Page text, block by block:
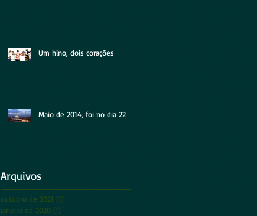
Um hino, dois corações
Maio de 2014, foi no dia 22
Arquivos
outubro de 2021 (1)
janeiro de 2020 (1)